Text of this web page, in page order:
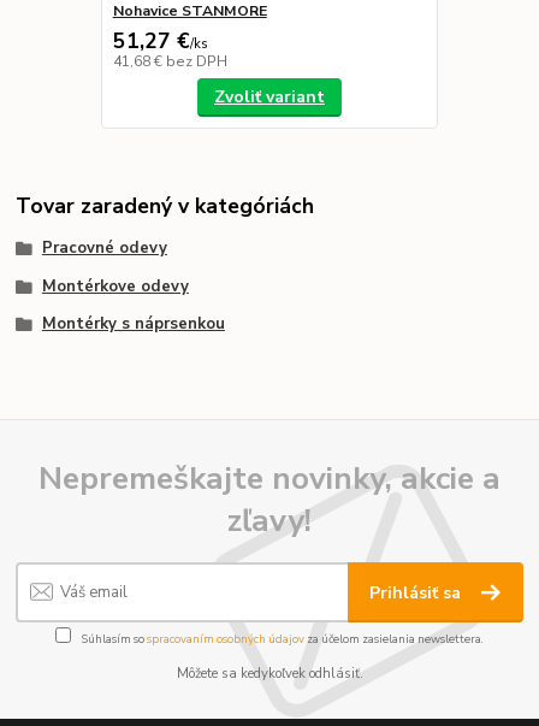
Nohavice STANMORE
51,27 €/ks
41,68 € bez DPH
Zvoliť variant
Tovar zaradený v kategóriách
Pracovné odevy
Montérkove odevy
Montérky s náprsenkou
Nepremeškajte novinky, akcie a
zľavy!
Prihlásiť sa
Súhlasím sospracovaním osobných údajov za účelom zasielania newslettera.
Môžete sa kedykoľvek odhlásiť.